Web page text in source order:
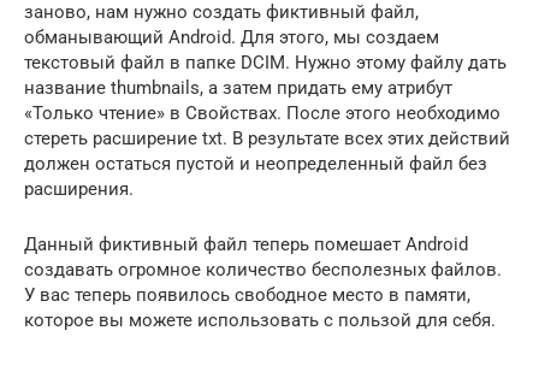
заново, нам нужно создать фиктивный файл,
обманывающий Android. Для этого, мы создаем
текстовый файл в папке DCIM. Нужно этому файлу дать
название thumbnails, а затем придать ему атрибут
«Только чтение» в Свойствах. После этого необходимо
стереть расширение txt. В результате всех этих действий
должен остаться пустой и неопределенный файл без
расширения.
Данный фиктивный файл теперь помешает Android
создавать огромное количество бесполезных файлов.
У вас теперь появилось свободное место в памяти,
которое вы можете использовать с пользой для себя.